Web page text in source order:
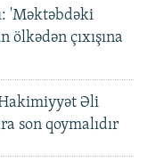
'Məktəbdəki
ölkədən çıxışına
Əli
son qoymalıdır